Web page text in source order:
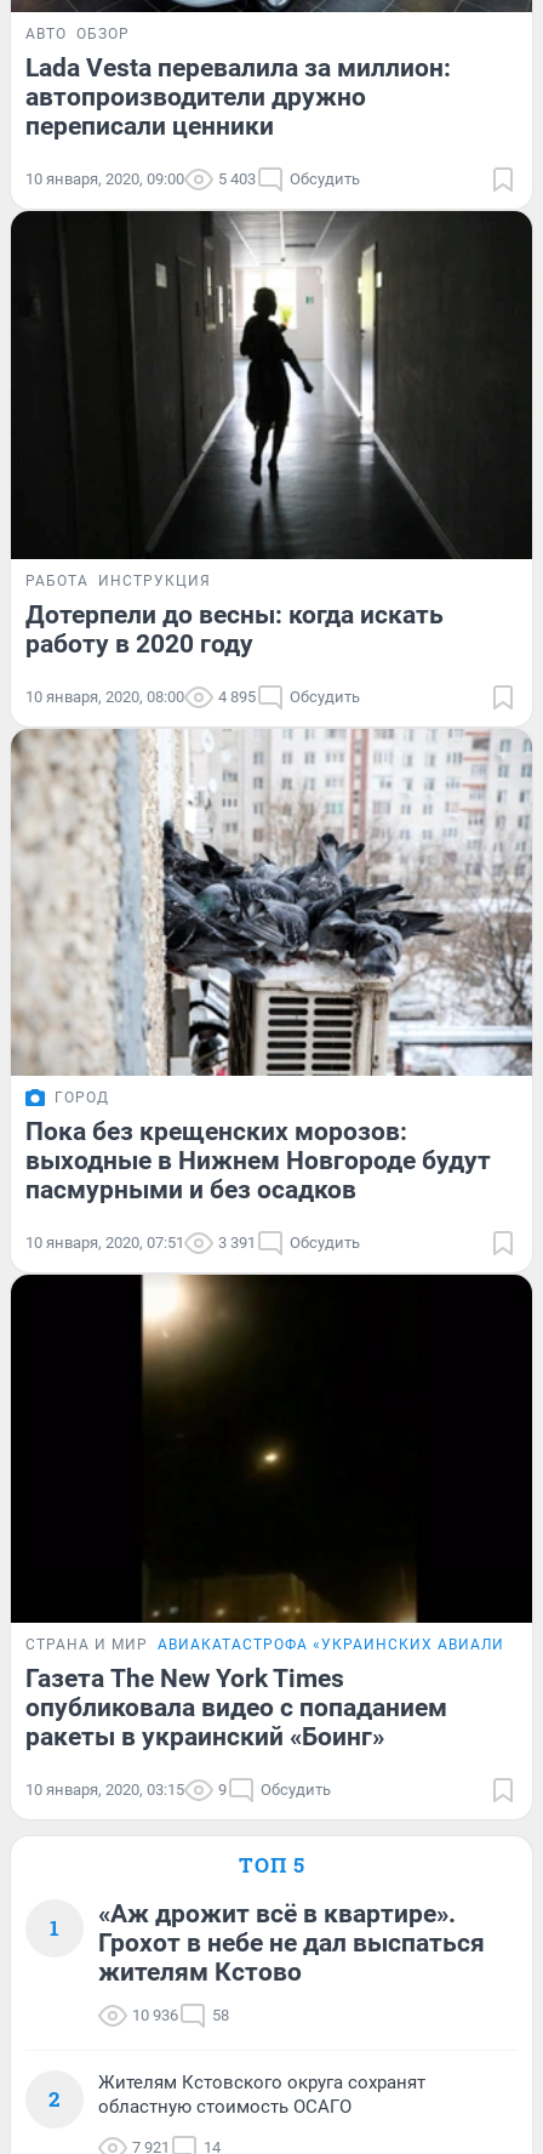
АВТО ОБЗОР
Lada Vesta перевалила за миллион:
автопроизводители дружно
переписали ценники
10 января, 2020, 09:00 5 403 Обсудить
РАБОТА ИНСТРУКЦИЯ
Дотерпели до весны: когда искать
работу в 2020 году
10 января, 2020, 08:00 4 895 Обсудить
ГОРОД
Пока без крещенских морозов:
выходные в Нижнем Новгороде будут
пасмурными и без осадков
10 января, 2020, 07:51 3 391 Обсудить
СТРАНА И МИР АВИАКАТАСТРОФА «УКРАИНСКИХ
Газета The New York Times
опубликовала видео с попаданием
ракеты в украинский «Боинг»
10 января, 2020, 03:15 9 Обсудить
ТОП 5
1
«Аж дрожит всё в квартире».
Грохот в небе не дал выспаться
жителям Кстово
10 936 58
2
Жителям Кстовского округа сохранят
областную стоимость ОСАГО
7 921 14